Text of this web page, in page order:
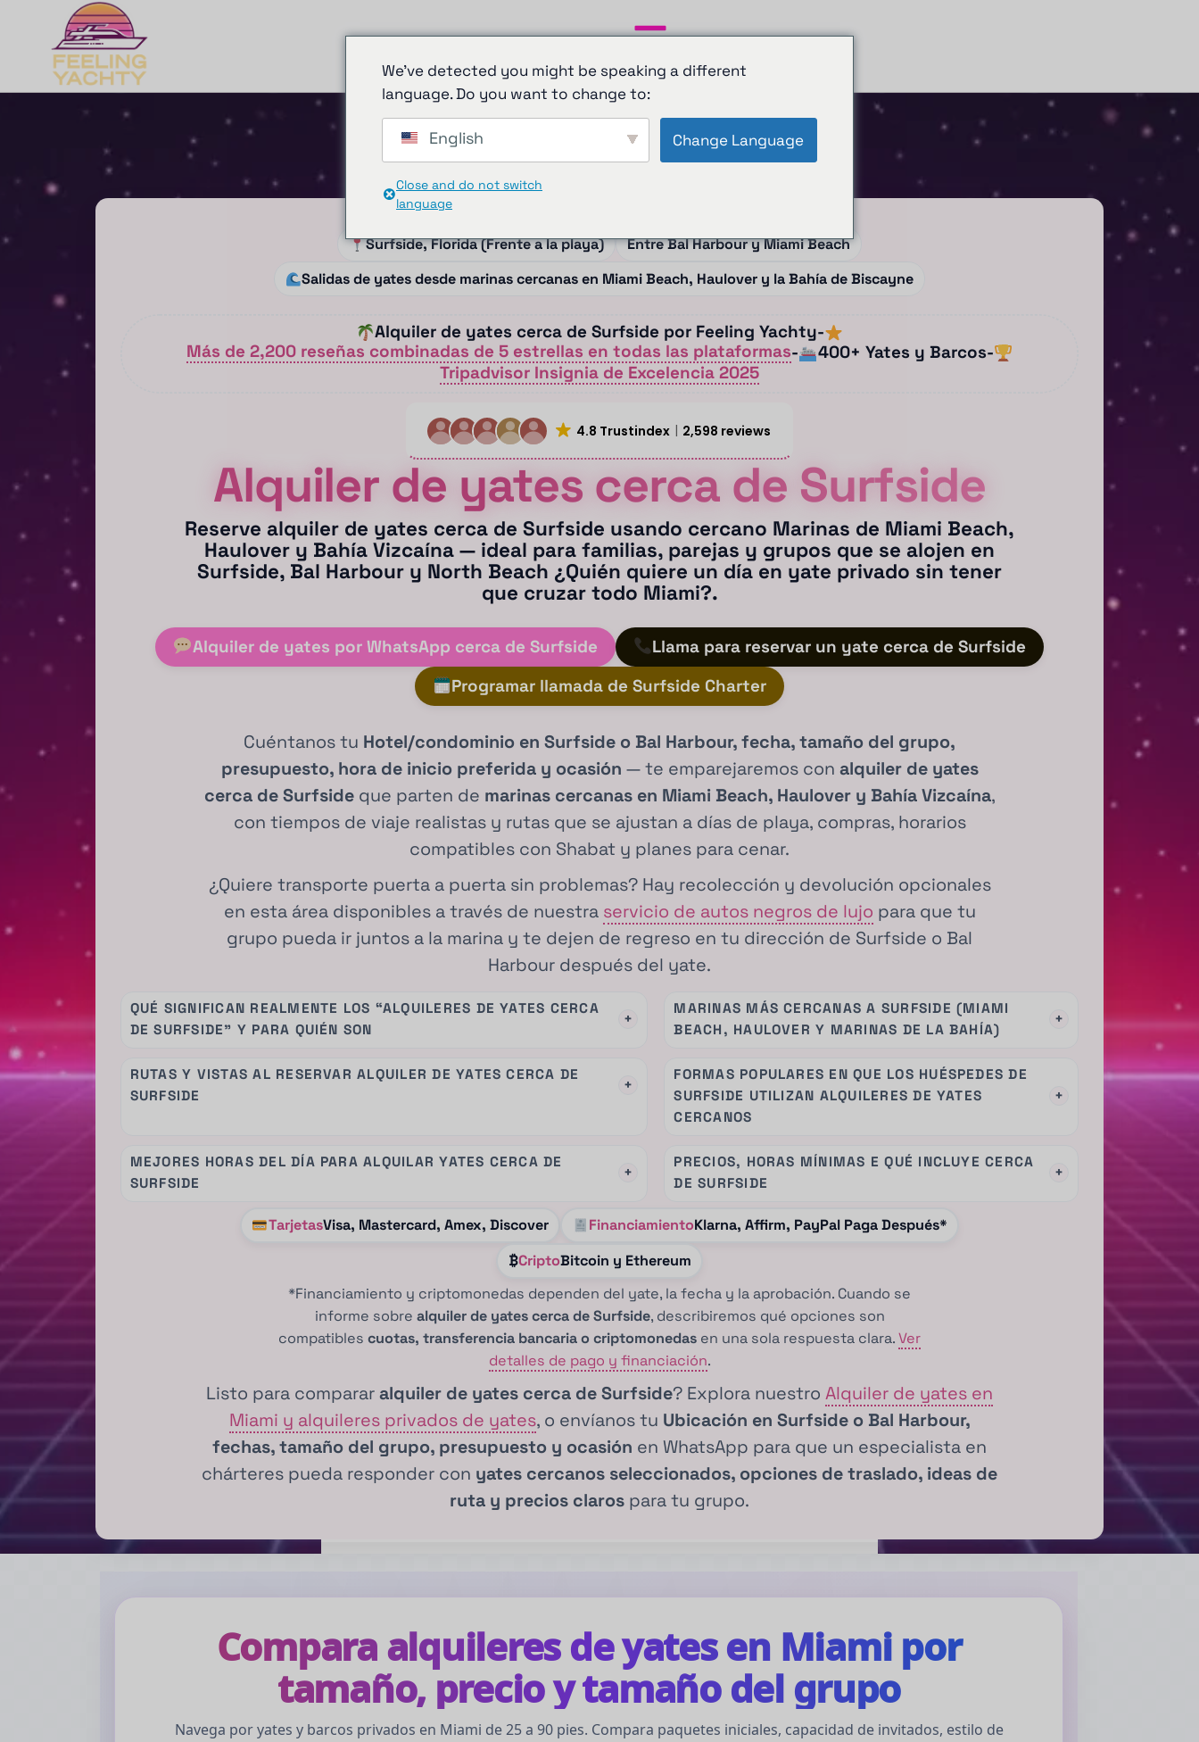
Surfside, Florida (Frente a la playa)
Entre Bal Harbour y Miami Beach
Salidas de yates desde marinas cercanas en Miami Beach, Haulover y la Bahía de Biscayne
Alquiler de yates cerca de Surfside por Feeling Yachty-
Más de 2,200 reseñas combinadas de 5 estrellas en todas las plataformas- 400+ Yates y Barcos-
Tripadvisor Insignia de Excelencia 2025
4.8 Trustindex 2,598 reviews
Alquiler de yates cerca de Surfside
Reserve alquiler de yates cerca de Surfside usando cercano Marinas de Miami Beach,
Haulover y Bahía Vizcaína — ideal para familias, parejas y grupos que se alojen en
Surfside, Bal Harbour y North Beach ¿Quién quiere un día en yate privado sin tener
que cruzar todo Miami?.
Alquiler de yates por WhatsApp cerca de Surfside
Llama para reservar un yate cerca de Surfside
Programar llamada de Surfside Charter
Cuéntanos tu Hotel/condominio en Surfside o Bal Harbour, fecha, tamaño del grupo,
presupuesto, hora de inicio preferida y ocasión — te emparejaremos con alquiler de yates
cerca de Surfsideque parten de marinas cercanas en Miami Beach, Haulover y Bahía Vizcaína,
con tiempos de viaje realistas y rutas que se ajustan a días de playa, compras, horarios
compatibles con Shabat y planes para cenar.
¿Quiere transporte puerta a puerta sin problemas? Hay recolección y devolución opcionales
en esta área disponibles a través de nuestra servicio de autos negros de lujo para que tu
grupo pueda ir juntos a la marina y te dejen de regreso en tu dirección de Surfside o Bal
Harbour después del yate.
QUÉ SIGNIFICAN REALMENTE LOS “ALQUILERES DE YATES CERCA
DE SURFSIDE” Y PARA QUIÉN SON
+
MARINAS MÁS CERCANAS A SURFSIDE (MIAMI
BEACH, HAULOVER Y MARINAS DE LA BAHÍA)
+
RUTAS Y VISTAS AL RESERVAR ALQUILER DE YATES CERCA DE
SURFSIDE
+
FORMAS POPULARES EN QUE LOS HUÉSPEDES DE
SURFSIDE UTILIZAN ALQUILERES DE YATES
CERCANOS
+
MEJORES HORAS DEL DÍA PARA ALQUILAR YATES CERCA DE
SURFSIDE
+
PRECIOS, HORAS MÍNIMAS E QUÉ INCLUYE CERCA
DE SURFSIDE
+
TarjetasVisa, Mastercard, Amex, Discover FinanciamientoKlarna, Affirm, PayPal Paga Después*
₿CriptoBitcoin y Ethereum
*Financiamiento y criptomonedas dependen del yate, la fecha y la aprobación. Cuando se
informe sobre alquiler de yates cerca de Surfside, describiremos qué opciones son
compatibles cuotas, transferencia bancaria o criptomonedas en una sola respuesta clara.Ver
detalles de pago y financiación.
Listo para comparar alquiler de yates cerca de Surfside? Explora nuestro Alquiler de yates en
Miami y alquileres privados de yates, o envíanos tu Ubicación en Surfside o Bal Harbour,
fechas, tamaño del grupo, presupuesto y ocasión en WhatsApp para que un especialista en
chárteres pueda responder con yates cercanos seleccionados, opciones de traslado, ideas de
ruta y precios claros para tu grupo.
Compara alquileres de yates en Miami por
tamaño, precio y tamaño del grupo
Navega por yates y barcos privados en Miami de 25 a 90 pies. Compara paquetes iniciales, capacidad de invitados, estilo de
We've detected you might be speaking a different
language. Do you want to change to:
English Change Language
Close and do not switch
language